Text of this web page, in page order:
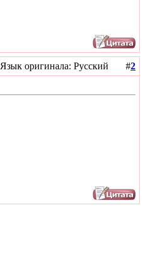
Язык оригинала: Русский #2